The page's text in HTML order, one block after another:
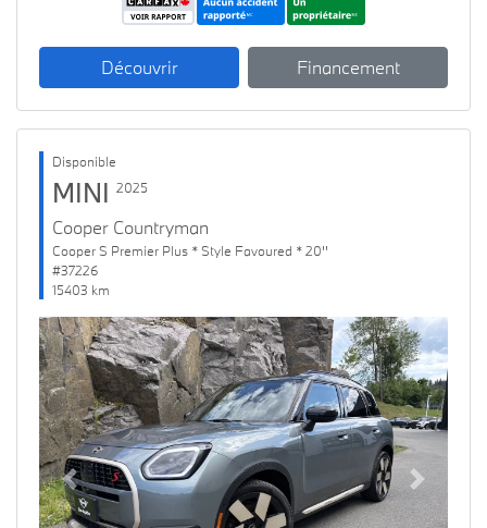
Découvrir Financement
Disponible
MINI 2025
Cooper Countryman
Cooper S Premier Plus * Style Favoured * 20''
#37226
15403 km
Previous Next